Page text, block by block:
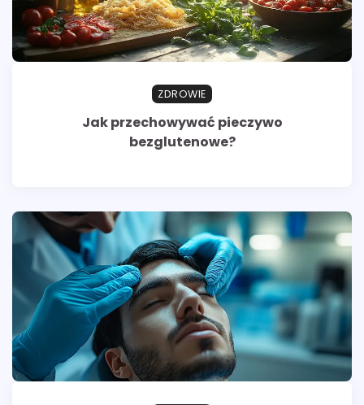
ZDROWIE
Jak przechowywać pieczywo
bezglutenowe?